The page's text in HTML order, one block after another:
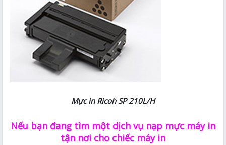
Mực in Ricoh SP 210L/H
Nếu bạn đang tìm một dịch vụ nạp mực máy in
tận nơi cho chiếc máy in